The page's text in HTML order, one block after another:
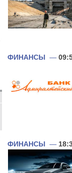
ФИНАНСЫ —
ФИНАНСЫ —